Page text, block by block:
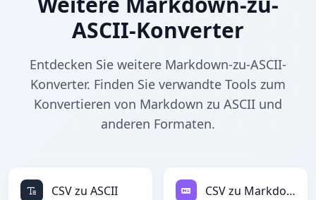
ASCII-Konverter
Entdecken Sie weitere Markdown-zu-ASCII-
Konverter. Finden Sie verwandte Tools zum
Konvertieren von Markdown zu ASCII und
anderen Formaten.
CSV zu ASCII CSV zu Markdown